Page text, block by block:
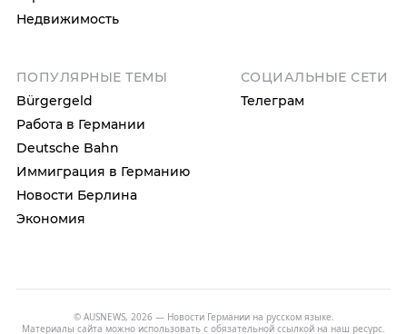
Недвижимость
ПОПУЛЯРНЫЕ ТЕМЫ
Bürgergeld
Работа в Германии
Deutsche Bahn
Иммиграция в Германию
Новости Берлина
Экономия
СОЦИАЛЬНЫЕ СЕТИ
Телеграм
© AUSNEWS, 2026 — Новости Германии на русском языке.
Материалы сайта можно использовать с обязательной ссылкой на наш ресурс.